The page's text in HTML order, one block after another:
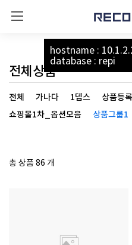
전체상품
전체 가나다 1뎁스
상품등
쇼핑몰1차_옵션모음
상품그룹1
총 상품 86 개
hostname :
database : repi